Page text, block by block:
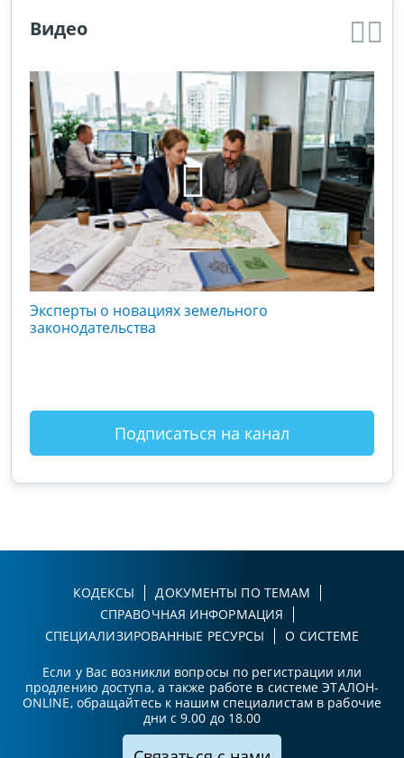
Видео
Эксперты о новациях земельного
законодательства
Подписаться на канал
КОДЕКСЫ
ДОКУМЕНТЫ ПО ТЕМАМ
СПРАВОЧНАЯ ИНФОРМАЦИЯ
СПЕЦИАЛИЗИРОВАННЫЕ РЕСУРСЫ
О СИСТЕМЕ
Если у Вас возникли вопросы по регистрации или
продлению доступа, а также работе в системе ЭТАЛОН-
ONLINE, обращайтесь к нашим специалистам в рабочие
дни с 9.00 до 18.00